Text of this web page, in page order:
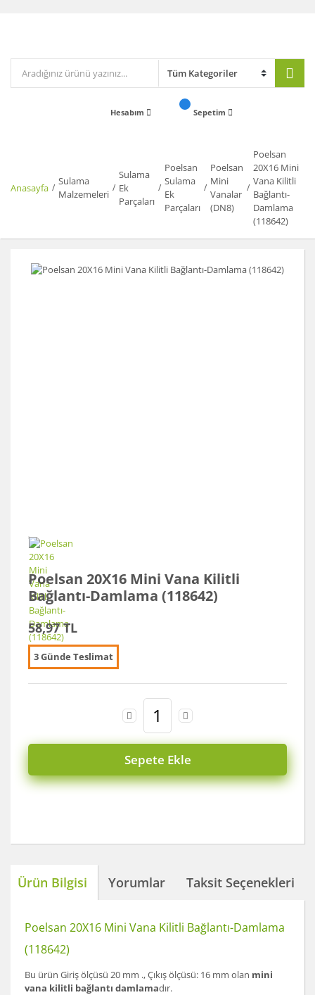
Hesabım Sepetim
Anasayfa
Sulama
Malzemeleri
Sulama
Ek
Parçaları
Poelsan
Sulama
Ek
Parçaları
Poelsan
Mini
Vanalar
(DN8)
Poelsan
20X16 Mini
Vana Kilitli
Bağlantı-
Damlama
(118642)
Poelsan 20X16 Mini Vana Kilitli
Bağlantı-Damlama (118642)
58,97 TL
3 Günde Teslimat
Sepete Ekle
Ürün Bilgisi Yorumlar Taksit Seçenekleri
Poelsan 20X16 Mini Vana Kilitli Bağlantı-Damlama
(118642)
Bu ürün Giriş ölçüsü 20 mm ., Çıkış ölçüsü: 16 mm olan mini
vana kilitli bağlantı damlamadır.